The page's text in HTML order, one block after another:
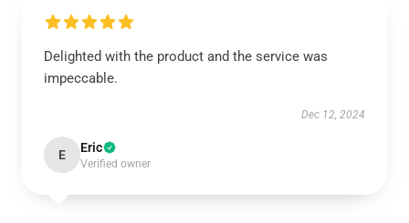
Delighted with the product and the service was
impeccable.
Dec 12, 2024
E Eric
Verified owner